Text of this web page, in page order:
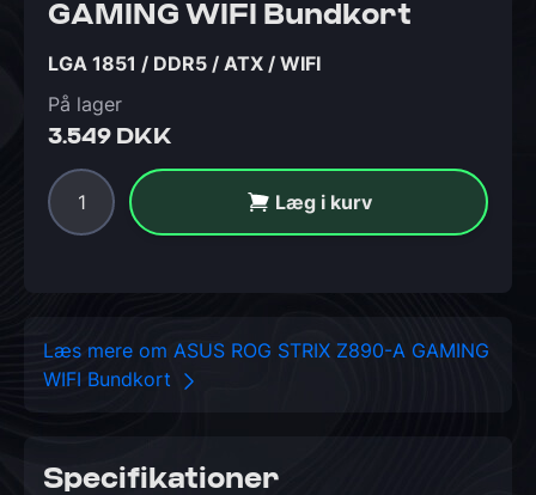
GAMING WIFI Bundkort
LGA 1851 / DDR5 / ATX / WIFI
På lager
3.549 DKK
Læg i kurv
Læs mere om ASUS ROG STRIX Z890-A GAMING
WIFI Bundkort
Specifikationer